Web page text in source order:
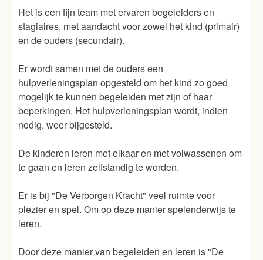
Het is een fijn team met ervaren begeleiders en
stagiaires, met aandacht voor zowel het kind (primair)
en de ouders (secundair).
Er wordt samen met de ouders een
hulpverleningsplan opgesteld om het kind zo goed
mogelijk te kunnen begeleiden met zijn of haar
beperkingen. Het hulpverleningsplan wordt, indien
nodig, weer bijgesteld.
De kinderen leren met elkaar en met volwassenen om
te gaan en leren zelfstandig te worden.
Er is bij "De Verborgen Kracht" veel ruimte voor
plezier en spel. Om op deze manier spelenderwijs te
leren.
Door deze manier van begeleiden en leren is "De